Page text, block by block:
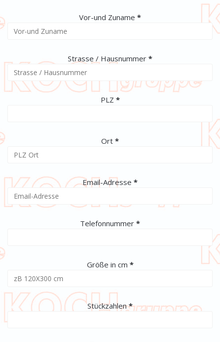
Vor-und Zuname (erforderlich)
*
Strasse / Hausnummer (erforderlich)
*
PLZ (erforderlich)
*
Ort (erforderlich)
*
Email-Adresse (erforderlich)
*
Telefonnummer (erforderlich)
*
Größe in cm (erforderlich)
*
Stückzahlen(erforderlich)
*